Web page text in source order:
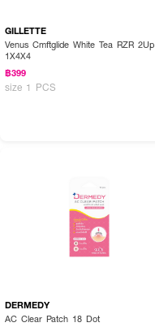
GILLETTE
Venus Cmftglide White Tea RZR 2Up
1X4X4
฿399
size 1 PCS
DERMEDY
AC Clear Patch 18 Dot